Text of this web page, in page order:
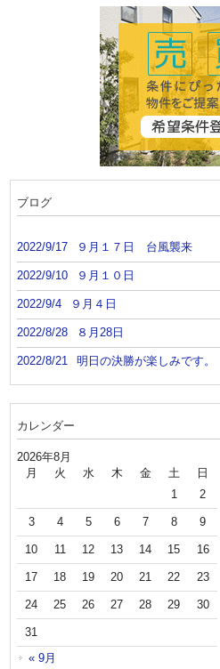
ブログ
2022/9/17 ９月１７日 台風襲来
2022/9/10 ９月１０日
2022/9/4 ９月４日
2022/8/28 ８月28日
2022/8/21 明日の決勝が楽しみです。
カレンダー
2026年8月
月 火 水 木 金 土
日
1
2
3 4 5 6 7 8 9
10 11 12 13 14 15 16
17 18 19 20 21 22 23
24 25 26 27 28 29 30
31
« 9月